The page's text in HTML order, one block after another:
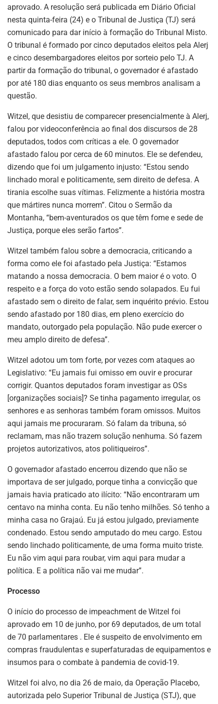
aprovado. A resolução será publicada em Diário Oficial
nesta quinta-feira (24) e o Tribunal de Justiça (TJ) será
comunicado para dar início à formação do Tribunal Misto.
O tribunal é formado por cinco deputados eleitos pela Alerj
e cinco desembargadores eleitos por sorteio pelo TJ. A
partir da formação do tribunal, o governador é afastado
por até 180 dias enquanto os seus membros analisam a
questão.
Witzel, que desistiu de comparecer presencialmente à Alerj,
falou por videoconferência ao final dos discursos de 28
deputados, todos com críticas a ele. O governador
afastado falou por cerca de 60 minutos. Ele se defendeu,
dizendo que foi um julgamento injusto: “Estou sendo
linchado moral e politicamente, sem direito de defesa. A
tirania escolhe suas vítimas. Felizmente a história mostra
que mártires nunca morrem”. Citou o Sermão da
Montanha, “bem-aventurados os que têm fome e sede de
Justiça, porque eles serão fartos”.
Witzel também falou sobre a democracia, criticando a
forma como ele foi afastado pela Justiça: “Estamos
matando a nossa democracia. O bem maior é o voto. O
respeito e a força do voto estão sendo solapados. Eu fui
afastado sem o direito de falar, sem inquérito prévio. Estou
sendo afastado por 180 dias, em pleno exercício do
mandato, outorgado pela população. Não pude exercer o
meu amplo direito de defesa”.
Witzel adotou um tom forte, por vezes com ataques ao
Legislativo: “Eu jamais fui omisso em ouvir e procurar
corrigir. Quantos deputados foram investigar as OSs
[organizações sociais]? Se tinha pagamento irregular, os
senhores e as senhoras também foram omissos. Muitos
aqui jamais me procuraram. Só falam da tribuna, só
reclamam, mas não trazem solução nenhuma. Só fazem
projetos autorizativos, atos politiqueiros”.
O governador afastado encerrou dizendo que não se
importava de ser julgado, porque tinha a convicção que
jamais havia praticado ato ilícito: “Não encontraram um
centavo na minha conta. Eu não tenho milhões. Só tenho a
minha casa no Grajaú. Eu já estou julgado, previamente
condenado. Estou sendo amputado do meu cargo. Estou
sendo linchado politicamente, de uma forma muito triste.
Eu não vim aqui para roubar, vim aqui para mudar a
política. E a política não vai me mudar”.
Processo
O início do processo de impeachment de Witzel foi
aprovado em 10 de junho, por 69 deputados, de um total
de 70 parlamentares . Ele é suspeito de envolvimento em
compras fraudulentas e superfaturadas de equipamentos e
insumos para o combate à pandemia de covid-19.
Witzel foi alvo, no dia 26 de maio, da Operação Placebo,
autorizada pelo Superior Tribunal de Justiça (STJ), que